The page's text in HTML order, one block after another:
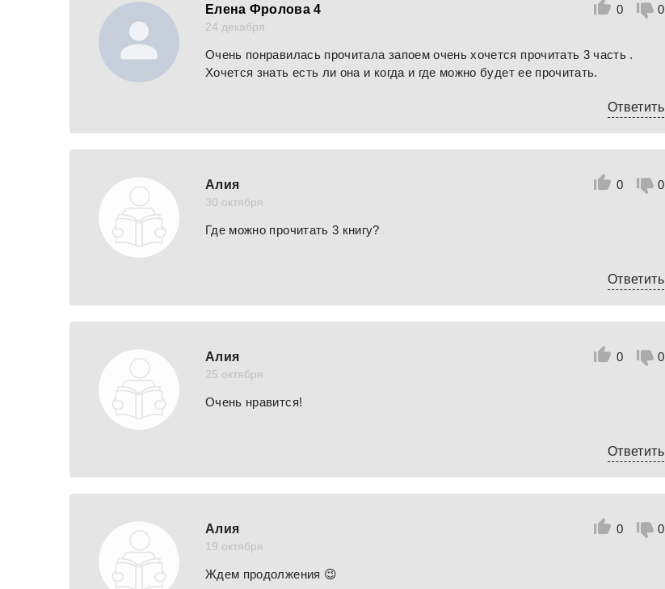
Елена Фролова 4
24 декабря
0 0
Очень понравилась прочитала запоем очень хочется прочитать 3 часть .
Хочется знать есть ли она и когда и где можно будет ее прочитать.
Ответить
Алия
30 октября
0 0
Где можно прочитать 3 книгу?
Ответить
Алия
25 октября
0 0
Очень нравится!
Ответить
Алия
19 октября
0 0
Ждем продолжения 😉